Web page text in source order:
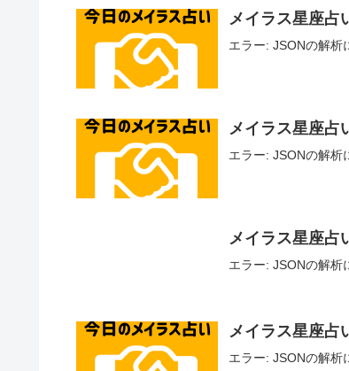
メイラス星座占
エラー: JSONの解
メイラス星座占
エラー: JSONの解
メイラス星座占
エラー: JSONの解
メイラス星座占
エラー: JSONの解